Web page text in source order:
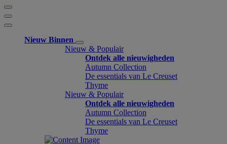
Nieuw Binnen
Nieuw & Populair
Ontdek alle nieuwigheden
Autumn Collection
De essentials van Le Creuset
Thyme
Nieuw & Populair
Ontdek alle nieuwigheden
Autumn Collection
De essentials van Le Creuset
Thyme